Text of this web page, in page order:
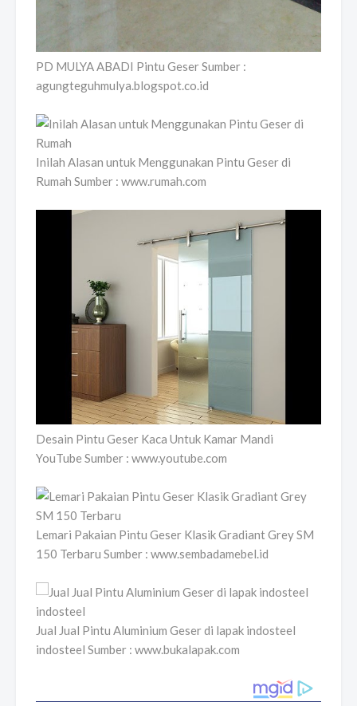
PD MULYA ABADI Pintu Geser Sumber :
agungteguhmulya.blogspot.co.id
Inilah Alasan untuk Menggunakan Pintu Geser di
Rumah Sumber : www.rumah.com
Desain Pintu Geser Kaca Untuk Kamar Mandi
YouTube Sumber : www.youtube.com
Lemari Pakaian Pintu Geser Klasik Gradiant Grey SM
150 Terbaru Sumber : www.sembadamebel.id
Jual Jual Pintu Aluminium Geser di lapak indosteel
indosteel Sumber : www.bukalapak.com